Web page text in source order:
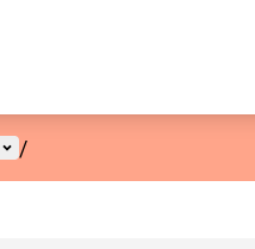
utilisateur
/